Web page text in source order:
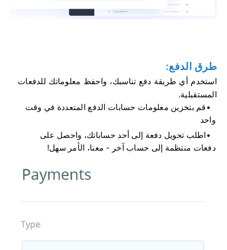
طرق الدفع:
استخدم أي طريقة دفع تناسبك، واحفظ معلوماتك للدفعات
المستقبلية.
قم بتخزين معلومات حسابات الدفع المتعددة في وقت
واحد
اطلب تحويل دفعة إلى أحد حساباتك، واحصل على
دفعات منتظمة إلى حساب آخر - معنا، الأمر سهل!